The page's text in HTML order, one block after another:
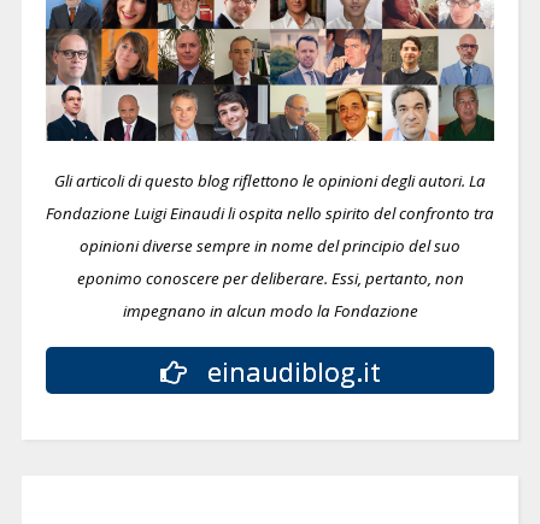
Gli articoli di questo blog riflettono le opinioni degli autori. La
Fondazione Luigi Einaudi li ospita nello spirito del confronto tra
opinioni diverse sempre in nome del principio del suo
eponimo conoscere per deliberare. Essi, pertanto, non
impegnano in alcun modo la Fondazione
einaudiblog.it